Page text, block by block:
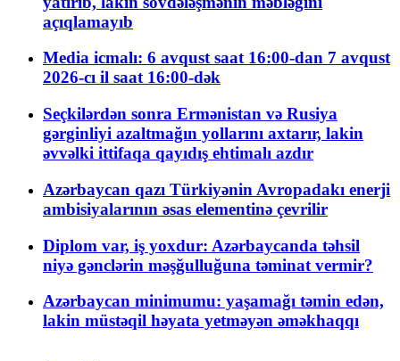
açıqlamayıb
Media icmalı: 6 avqust saat 16:00-dan 7 avqust
2026-cı il saat 16:00-dək
Seçkilərdən sonra Ermənistan və Rusiya
gərginliyi azaltmağın yollarını axtarır, lakin
əvvəlki ittifaqa qayıdış ehtimalı azdır
Azərbaycan qazı Türkiyənin Avropadakı enerji
ambisiyalarının əsas elementinə çevrilir
Diplom var, iş yoxdur: Azərbaycanda təhsil
niyə gənclərin məşğulluğuna təminat vermir?
Azərbaycan minimumu: yaşamağı təmin edən,
lakin müstəqil həyata yetməyən əməkhaqqı